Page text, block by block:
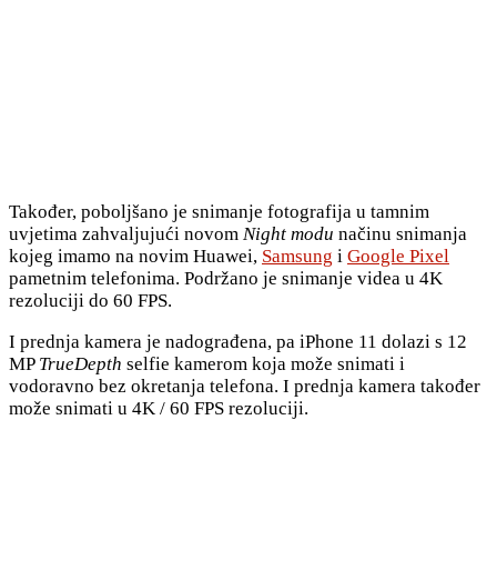
Također, poboljšano je snimanje fotografija u tamnim
uvjetima zahvaljujući novom Night modu načinu snimanja
kojeg imamo na novim Huawei, Samsung i Google Pixel
pametnim telefonima. Podržano je snimanje videa u 4K
rezoluciji do 60 FPS.
I prednja kamera je nadograđena, pa iPhone 11 dolazi s 12
MP TrueDepth selfie kamerom koja može snimati i
vodoravno bez okretanja telefona. I prednja kamera također
može snimati u 4K / 60 FPS rezoluciji.